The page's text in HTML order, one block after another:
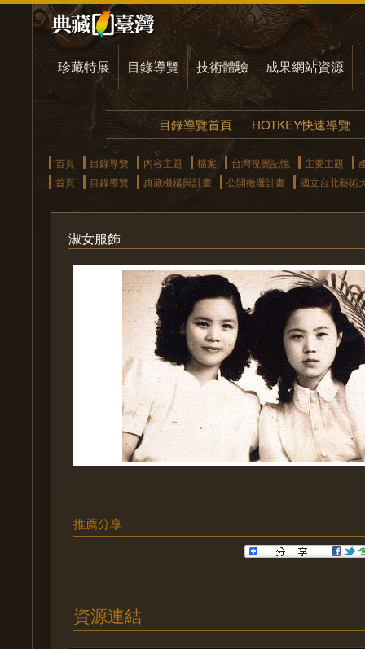
珍藏特展 目錄導覽 技術體驗 成果網站資源
目錄導覽首頁 HOTKEY快速導覽
首頁 目錄導覽 內容主題 檔案 台灣視覺記憶 主要主題
首頁
目錄導覽 典藏機構與計畫 公開徵選計畫 國立台北藝術
淑女服飾
推薦分享
資源連結